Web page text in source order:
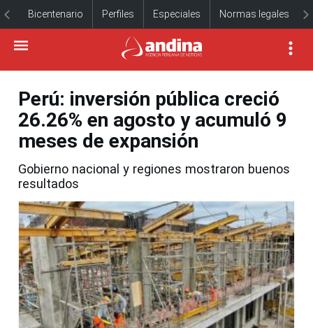
Bicentenario Perfiles Especiales Normas legales
Perú: inversión pública creció
26.26% en agosto y acumuló 9
meses de expansión
Gobierno nacional y regiones mostraron buenos
resultados